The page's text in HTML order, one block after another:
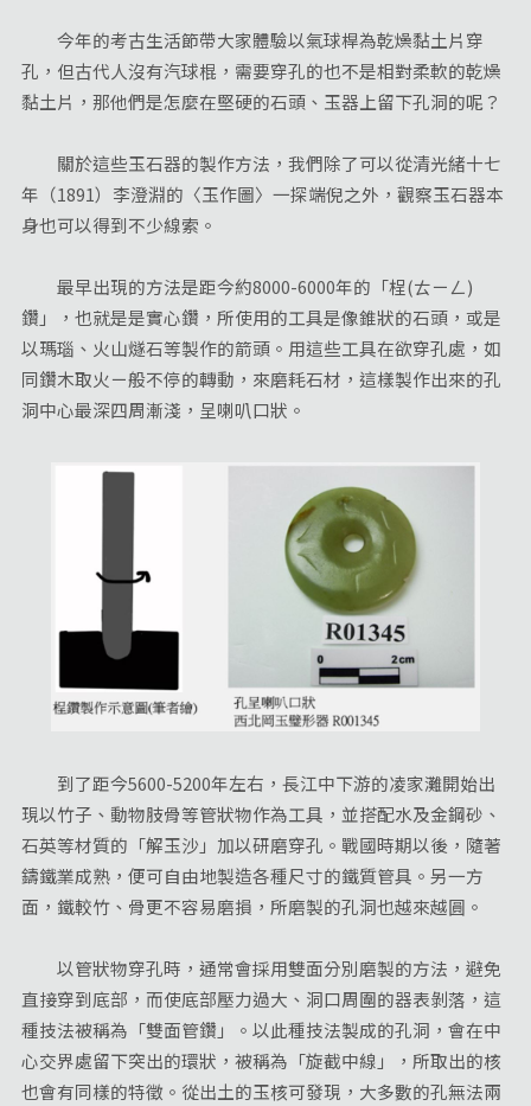
今年的考古生活節帶大家體驗以氣球桿為乾燥黏土片穿
孔，但古代人沒有汽球棍，需要穿孔的也不是相對柔軟的乾燥
黏土片，那他們是怎麼在堅硬的石頭、玉器上留下孔洞的呢？
關於這些玉石器的製作方法，我們除了可以從清光緒十七
年（1891）李澄淵的〈玉作圖〉一探端倪之外，觀察玉石器本
身也可以得到不少線索。
最早出現的方法是距今約8000-6000年的「桯(ㄊㄧㄥ)
鑽」，也就是是實心鑽，所使用的工具是像錐狀的石頭，或是
以瑪瑙、火山燧石等製作的箭頭。用這些工具在欲穿孔處，如
同鑽木取火ㄧ般不停的轉動，來磨耗石材，這樣製作出來的孔
洞中心最深四周漸淺，呈喇叭口狀。
到了距今5600-5200年左右，長江中下游的凌家灘開始出
現以竹子、動物肢骨等管狀物作為工具，並搭配水及金鋼砂、
石英等材質的「解玉沙」加以研磨穿孔。戰國時期以後，隨著
鑄鐵業成熟，便可自由地製造各種尺寸的鐵質管具。另一方
面，鐵較竹、骨更不容易磨損，所磨製的孔洞也越來越圓。
以管狀物穿孔時，通常會採用雙面分別磨製的方法，避免
直接穿到底部，而使底部壓力過大、洞口周圍的器表剝落，這
種技法被稱為「雙面管鑽」。以此種技法製成的孔洞，會在中
心交界處留下突出的環狀，被稱為「旋截中線」，所取出的核
也會有同樣的特徵。從出土的玉核可發現，大多數的孔無法兩